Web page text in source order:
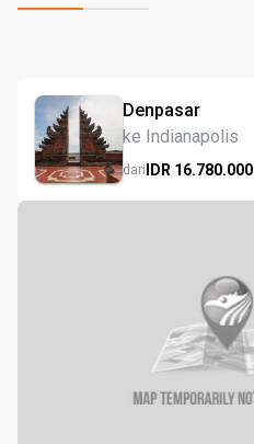
Denpasar
ke Indianapolis
dariIDR 16.780.000